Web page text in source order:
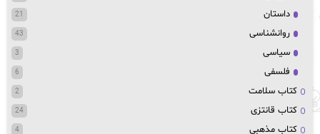
داستان 21
روانشناسی 43
سیاسی 3
فلسفی 6
کتاب سلامت 2
کتاب قانتزی 24
کتاب مذهبی 4